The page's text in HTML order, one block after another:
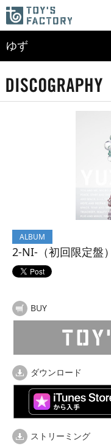
ゆず
ALBUM
2-NI-（初回限定盤）
BUY
ダウンロード
ストリーミング